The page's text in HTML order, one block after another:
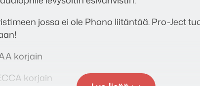
jossa ei ole Phono liitäntää. Pro-Ject
korjain
korjain